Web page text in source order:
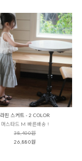
라핀 스커트 - 2 COLOR
머스타드 M 빠른배송 !
38,400원
26,880원